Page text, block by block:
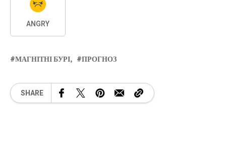
ANGRY
МАГНІТНІ БУРІ ПРОГНОЗ
SHARE